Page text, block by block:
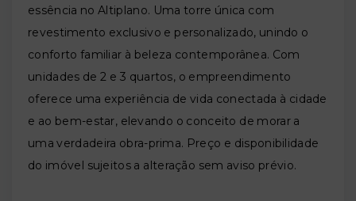
essência no Altiplano. Uma torre única com
revestimento exclusivo e personalizado, unindo o
conforto familiar à beleza contemporânea. Com
unidades de 2 e 3 quartos, o empreendimento
oferece uma experiência de vida conectada à cidade
e ao bem-estar, elevando o conceito de morar a
uma verdadeira obra-prima. Preço e disponibilidade
do imóvel sujeitos a alteração sem aviso prévio.